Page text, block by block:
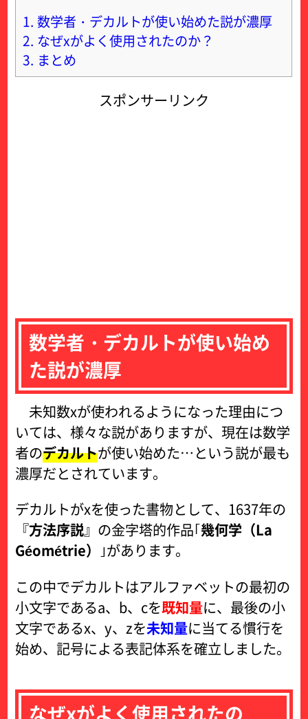
1. 数学者・デカルトが使い始めた説が濃厚
2. なぜxがよく使用されたのか？
3. まとめ
スポンサーリンク
数学者・デカルトが使い始め
た説が濃厚
未知数xが使われるようになった理由につ
いては、様々な説がありますが、現在は数学
者のデカルトが使い始めた…という説が最も
濃厚だとされています。
デカルトがxを使った書物として、1637年の
『方法序説』の金字塔的作品｢幾何学（La
Géométrie）
｣があります。
この中でデカルトはアルファベットの最初の
小文字であるa、b、cを既知量に、最後の小
文字であるx、y、zを未知量に当てる慣行を
始め、記号による表記体系を確立しました。
なぜxがよく使用されたの